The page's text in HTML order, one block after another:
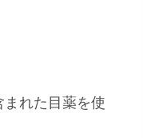
れた目薬を使